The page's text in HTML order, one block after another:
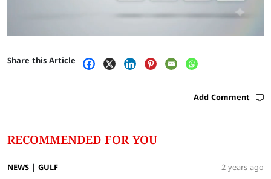
Share this Article
Add Comment
RECOMMENDED FOR YOU
NEWS GULF 2 years ago